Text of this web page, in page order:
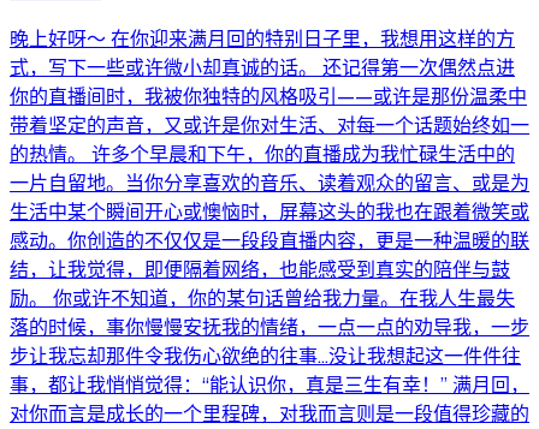
晚上好呀～ 在你迎来满月回的特别日子里，我想用这样的方
式，写下一些或许微小却真诚的话。 还记得第一次偶然点进
你的直播间时，我被你独特的风格吸引——或许是那份温柔中
带着坚定的声音，又或许是你对生活、对每一个话题始终如一
的热情。 许多个早晨和下午，你的直播成为我忙碌生活中的
一片自留地。当你分享喜欢的音乐、读着观众的留言、或是为
生活中某个瞬间开心或懊恼时，屏幕这头的我也在跟着微笑或
感动。你创造的不仅仅是一段段直播内容，更是一种温暖的联
结，让我觉得，即便隔着网络，也能感受到真实的陪伴与鼓
励。 你或许不知道，你的某句话曾给我力量。在我人生最失
落的时候，事你慢慢安抚我的情绪，一点一点的劝导我，一步
步让我忘却那件令我伤心欲绝的往事...没让我想起这一件件往
事，都让我悄悄觉得：“能认识你，真是三生有幸！” 满月回，
对你而言是成长的一个里程碑，对我而言则是一段值得珍藏的